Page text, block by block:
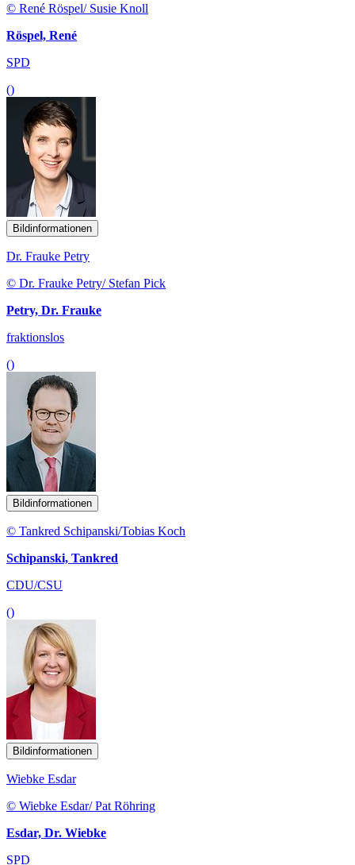
© René Röspel/ Susie Knoll
Röspel, René
SPD
()
Bildinformationen
Dr. Frauke Petry
© Dr. Frauke Petry/ Stefan Pick
Petry, Dr. Frauke
fraktionslos
()
Bildinformationen
© Tankred Schipanski/Tobias Koch
Schipanski, Tankred
CDU/CSU
()
Bildinformationen
Wiebke Esdar
© Wiebke Esdar/ Pat Röhring
Esdar, Dr. Wiebke
SPD